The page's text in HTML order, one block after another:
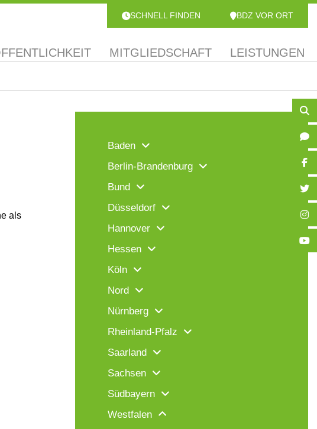
SCHNELL FINDEN BDZ VOR ORT
MITGLIEDSCHAFT LEISTUNGEN
als
Baden
Berlin-Brandenburg
Bund
Düsseldorf
Hannover
Hessen
Köln
Nord
Nürnberg
Rheinland-Pfalz
Saarland
Sachsen
Südbayern
Westfalen